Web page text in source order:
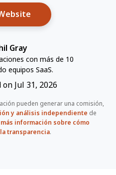
Opens New Window
Gray
con más de 10
equipos SaaS.
Jul 31, 2026
pueden generar una comisión,
y análisis independiente de
información sobre cómo
transparencia.